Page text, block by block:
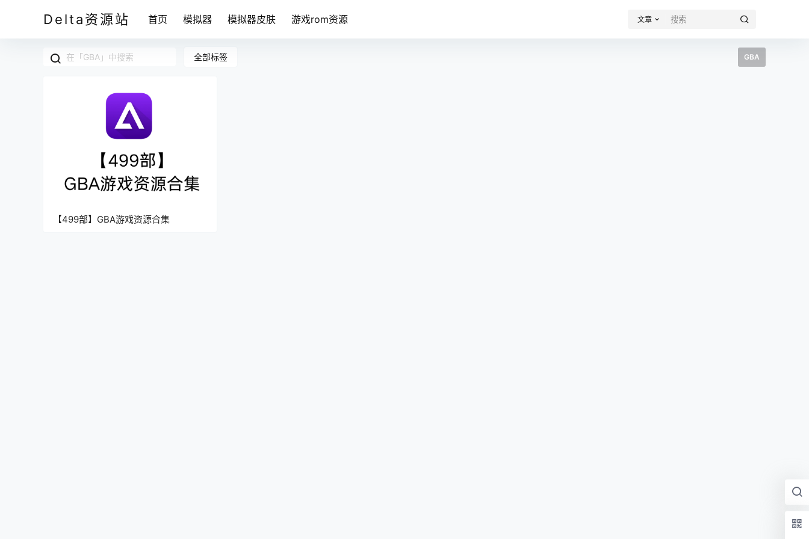
Delta资源站 首页 模拟器 模拟器皮肤 游戏rom资源 文章
全部标签 GBA
【499部】GBA游戏资源合集